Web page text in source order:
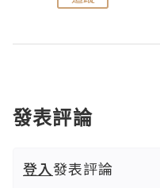
發表評論
登入發表評論